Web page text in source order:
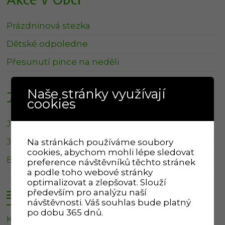
Prázdninová stezka
Dětské odpoledne
Přesunutí pince na neděli
Jubilanti
Jiří Pacelt – 84 let
Jitka Šamšulová – 75 let
Blanka Lepková – 75 let
Svoz odpadu
Kalendář Klevetov
Naše stránky využívají
cookies
Na stránkách používáme soubory
cookies, abychom mohli lépe sledovat
preference návštěvníků těchto stránek
a podle toho webové stránky
optimalizovat a zlepšovat. Slouží
především pro analýzu naší
návštěvnosti. Váš souhlas bude platný
po dobu 365 dnů.